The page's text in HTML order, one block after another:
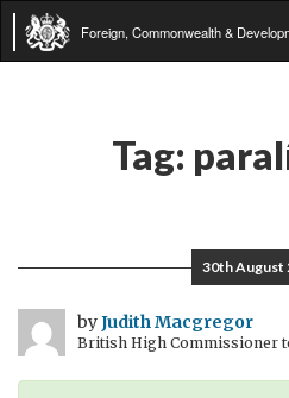
Foreign, Commonwealth &
Tag:
30th August
byJudith Macgregor
British High Commissioner